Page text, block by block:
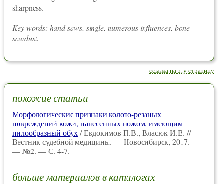
sharpness.
Key words: hand saws, single, numerous influences, bone
sawdust.
ссылка на эту страницу
похожие статьи
Морфологические признаки колото-резаных
повреждений кожи, нанесенных ножом, имеющим
пилообразный обух/ Евдокимов П.В., Власюк И.В. //
Вестник судебной медицины. — Новосибирск, 2017.
— №2. — С. 4-7.
больше материалов в каталогах